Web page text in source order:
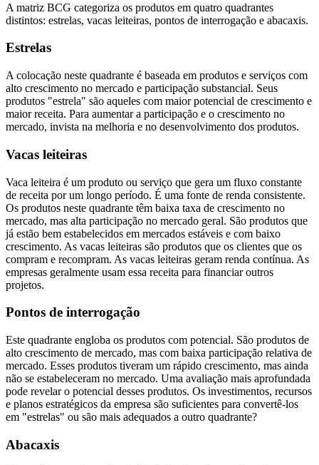
A matriz BCG categoriza os produtos em quatro quadrantes
distintos: estrelas, vacas leiteiras, pontos de interrogação e abacaxis.
Estrelas
A colocação neste quadrante é baseada em produtos e serviços com
alto crescimento no mercado e participação substancial. Seus
produtos "estrela" são aqueles com maior potencial de crescimento e
maior receita. Para aumentar a participação e o crescimento no
mercado, invista na melhoria e no desenvolvimento dos produtos.
Vacas leiteiras
Vaca leiteira é um produto ou serviço que gera um fluxo constante
de receita por um longo período. É uma fonte de renda consistente.
Os produtos neste quadrante têm baixa taxa de crescimento no
mercado, mas alta participação no mercado geral. São produtos que
já estão bem estabelecidos em mercados estáveis e com baixo
crescimento. As vacas leiteiras são produtos que os clientes que os
compram e recompram. As vacas leiteiras geram renda contínua. As
empresas geralmente usam essa receita para financiar outros
projetos.
Pontos de interrogação
Este quadrante engloba os produtos com potencial. São produtos de
alto crescimento de mercado, mas com baixa participação relativa de
mercado. Esses produtos tiveram um rápido crescimento, mas ainda
não se estabeleceram no mercado. Uma avaliação mais aprofundada
pode revelar o potencial desses produtos. Os investimentos, recursos
e planos estratégicos da empresa são suficientes para convertê-los
em "estrelas" ou são mais adequados a outro quadrante?
Abacaxis